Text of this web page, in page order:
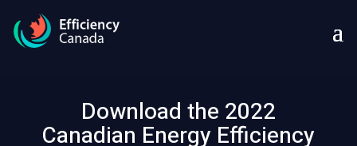
Download the 2022
Canadian Energy Efficiency